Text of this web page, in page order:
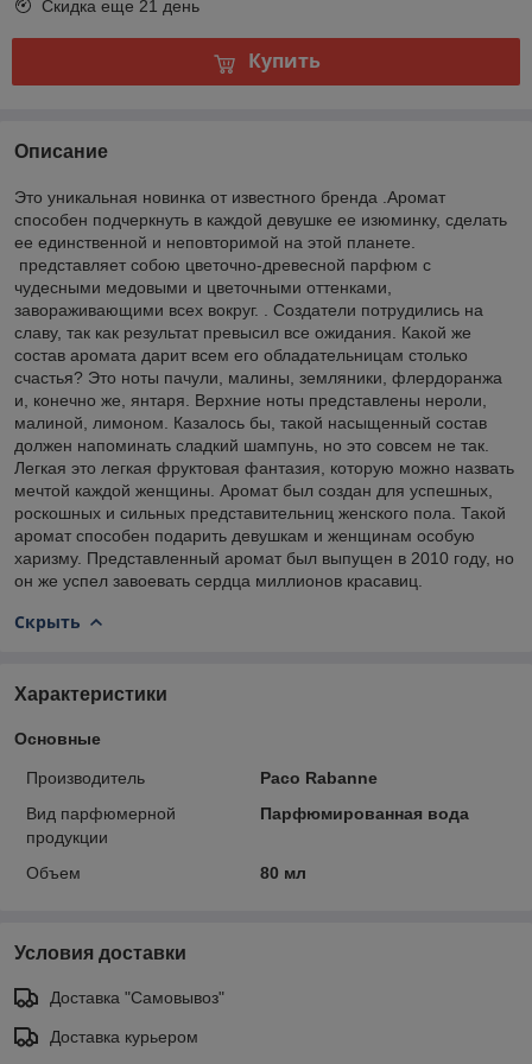
Скидка еще 21 день
Купить
Описание
Это уникальная новинка от известного бренда .Аромат
способен подчеркнуть в каждой девушке ее изюминку, сделать
ее единственной и неповторимой на этой планете.
представляет собою цветочно-древесной парфюм с
чудесными медовыми и цветочными оттенками,
завораживающими всех вокруг. . Создатели потрудились на
славу, так как результат превысил все ожидания. Какой же
состав аромата дарит всем его обладательницам столько
счастья? Это ноты пачули, малины, земляники, флердоранжа
и, конечно же, янтаря. Верхние ноты представлены нероли,
малиной, лимоном. Казалось бы, такой насыщенный состав
должен напоминать сладкий шампунь, но это совсем не так.
Легкая это легкая фруктовая фантазия, которую можно назвать
мечтой каждой женщины. Аромат был создан для успешных,
роскошных и сильных представительниц женского пола. Такой
аромат способен подарить девушкам и женщинам особую
харизму. Представленный аромат был выпущен в 2010 году, но
он же успел завоевать сердца миллионов красавиц.
Скрыть
Характеристики
Основные
Производитель
Paco Rabanne
Вид парфюмерной
продукции
Парфюмированная вода
Объем 80 мл
Условия доставки
Доставка "Самовывоз"
Доставка курьером